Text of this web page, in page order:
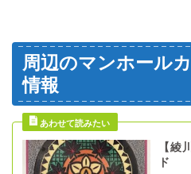
周辺のマンホール
情報
【綾
ド